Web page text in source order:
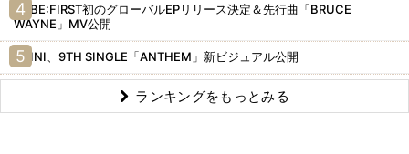
BE:FIRST初のグローバルEPリリース決定＆先行曲「BRUCE
WAYNE」MV公開
INI、9TH SINGLE「ANTHEM」新ビジュアル公開
ランキングをもっとみる